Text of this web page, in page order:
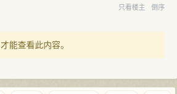
只看楼主 倒序
才能查看此内容。